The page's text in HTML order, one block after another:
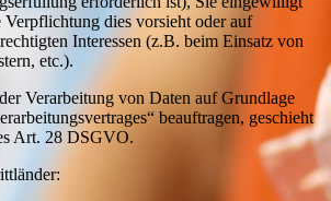
Verpflichtung dies vorsieht oder auf
Interessen (z.B. beim Einsatz von
etc.).
Verarbeitung von Daten auf Grundlage
beauftragen, geschieht
Art. 28 DSGVO.